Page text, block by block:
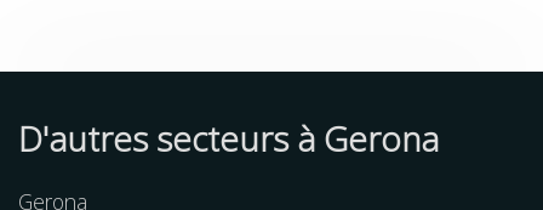
D'autressecteursà Gerona
Gerona